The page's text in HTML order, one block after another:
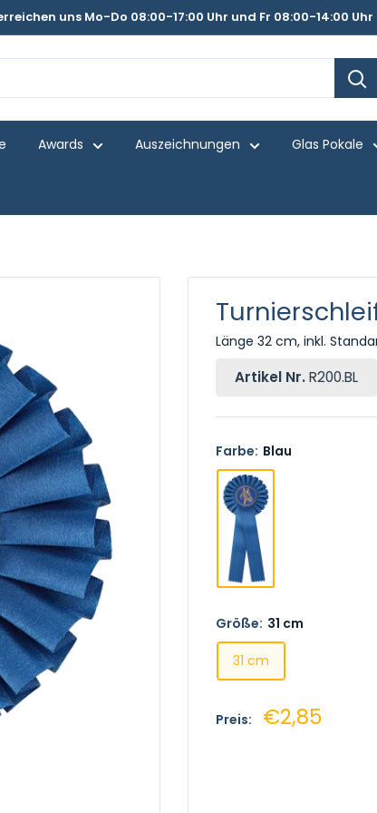
uns Mo-Do 08:00-17:00 Uhr und Fr 08:00-14:00 Uhr
Awards Auszeichnungen Glas Pokale
Länge 32 cm, inkl.
Artikel Nr.R200.BL
Farbe: Blau
Größe: 31 cm
31 cm
Preis: €2,85